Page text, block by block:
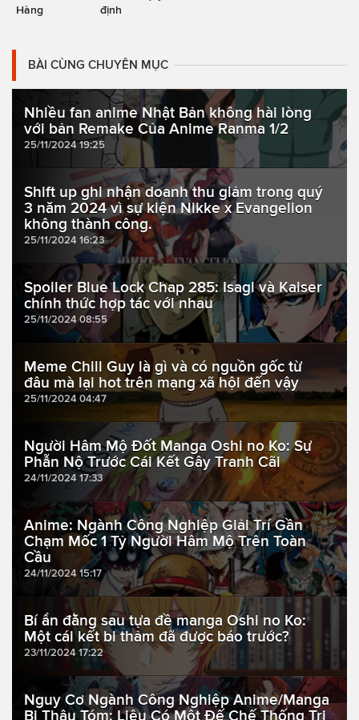
Hàng
định
BÀI CÙNG CHUYÊN MỤC
Nhiều fan anime Nhật Bản không hài lòng
với bản Remake Của Anime Ranma 1/2
25/11/2024 19:25
Shift up ghi nhận doanh thu giảm trong quý
3 năm 2024 vì sự kiện Nikke x Evangelion
không thành công.
25/11/2024 16:23
Spoiler Blue Lock Chap 285: Isagi và Kaiser
chính thức hợp tác với nhau
25/11/2024 08:55
Meme Chill Guy là gì và có nguồn gốc từ
đâu mà lại hot trên mạng xã hội đến vậy
25/11/2024 04:47
Người Hâm Mộ Đốt Manga Oshi no Ko: Sự
Phẫn Nộ Trước Cái Kết Gây Tranh Cãi
24/11/2024 17:33
Anime: Ngành Công Nghiệp Giải Trí Gần
Chạm Mốc 1 Tỷ Người Hâm Mộ Trên Toàn
Cầu
24/11/2024 15:17
Bí ẩn đằng sau tựa đề manga Oshi no Ko:
Một cái kết bi thảm đã được báo trước?
23/11/2024 17:22
Nguy Cơ Ngành Công Nghiệp Anime/Manga
Bị Thâu Tóm: Liệu Có Một Đế Chế Thống Trị